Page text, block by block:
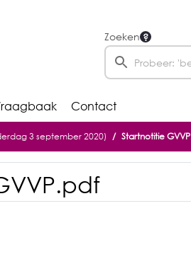
Zoeken
Contact
3 september 2020) Startnotitie